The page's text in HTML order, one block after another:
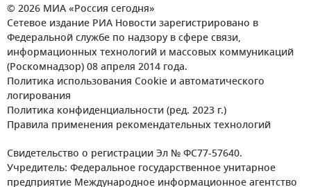
© 2026 МИА «Россия сегодня»
Сетевое издание РИА Новости зарегистрировано в
Федеральной службе по надзору в сфере связи,
информационных технологий и массовых коммуникаций
(Роскомнадзор) 08 апреля 2014 года.
Политика использования Cookie и автоматического
логирования
Политика конфиденциальности (ред. 2023 г.)
Правила применения рекомендательных технологий
Свидетельство о регистрации Эл № ФС77-57640.
Учредитель: Федеральное государственное унитарное
предприятие Международное информационное агентство